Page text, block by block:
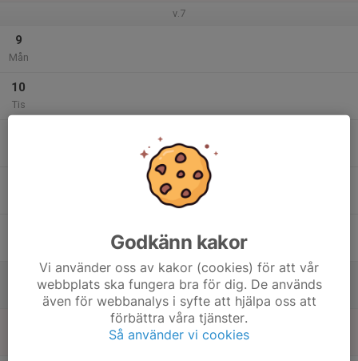
v.7
9
Mån
10
Tis
Godkänn kakor
Vi använder oss av kakor (cookies) för att vår
webbplats ska fungera bra för dig. De används
även för webbanalys i syfte att hjälpa oss att
förbättra våra tjänster.
Så använder vi cookies